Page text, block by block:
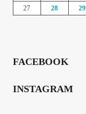
27
28 29
FACEBOOK
INSTAGRAM